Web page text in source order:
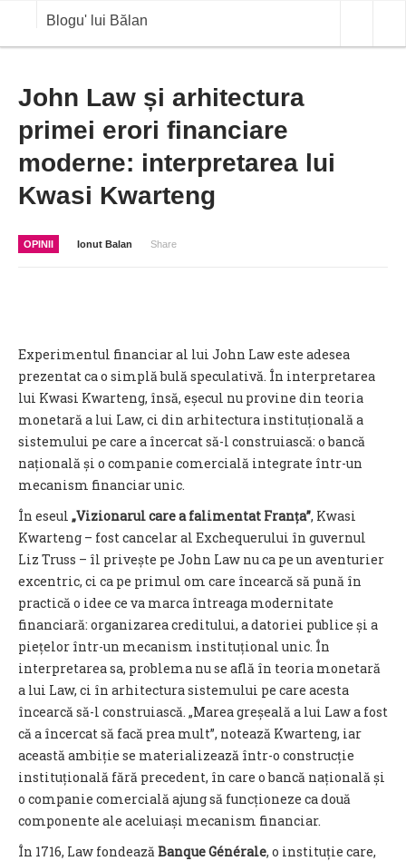
Blogu' lui Bălan
OPINII
ANALIZE
BLOG IN DIALOG
STIRI
CURS VALUTAR IN TIMP REAL
John Law și arhitectura
primei erori financiare
moderne: interpretarea lui
Kwasi Kwarteng
OPINII Ionut Balan Share
Experimentul financiar al lui John Law este adesea
prezentat ca o simplă bulă speculativă. În interpretarea
lui Kwasi Kwarteng, însă, eșecul nu provine din teoria
monetară a lui Law, ci din arhitectura instituțională a
sistemului pe care a încercat să-l construiască: o bancă
națională și o companie comercială integrate într-un
mecanism financiar unic.
În eseul „Vizionarul care a falimentat Franța”, Kwasi
Kwarteng – fost cancelar al Exchequerului în guvernul
Liz Truss – îl privește pe John Law nu ca pe un aventurier
excentric, ci ca pe primul om care încearcă să pună în
practică o idee ce va marca întreaga modernitate
financiară: organizarea creditului, a datoriei publice și a
piețelor într-un mecanism instituțional unic. În
interpretarea sa, problema nu se află în teoria monetară
a lui Law, ci în arhitectura sistemului pe care acesta
încearcă să-l construiască. „Marea greșeală a lui Law a fost
că a încercat să facă prea mult”, notează Kwarteng, iar
această ambiție se materializează într-o construcție
instituțională fără precedent, în care o bancă națională și
o companie comercială ajung să funcționeze ca două
componente ale aceluiași mecanism financiar.
În 1716, Law fondeazăBanque Générale, o instituție care,